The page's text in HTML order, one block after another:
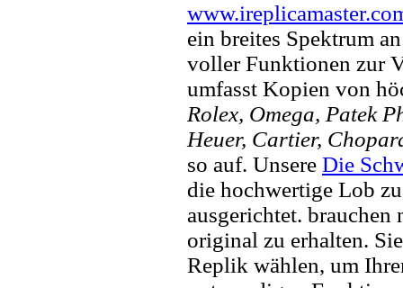
ein breites Spektrum
voller Funktionen zur
umfasst Kopien von
Rolex, Omega, Patek
Heuer, Cartier,
so auf. Unsere Die
die hochwertige Lob
ausgerichtet. brauchen
original zu erhalten.
Replik wählen, um